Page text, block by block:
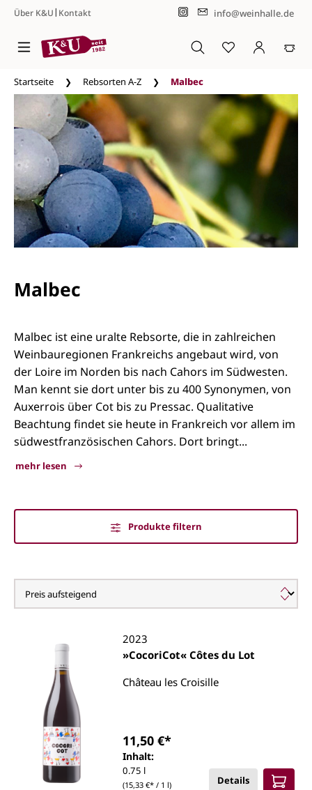
Zum Hauptinhalt springen
Über K&U| Kontakt info@weinhalle.de
Startseite Rebsorten A-Z Malbec
Malbec
Malbec ist eine uralte Rebsorte, die in zahlreichen
Weinbauregionen Frankreichs angebaut wird, von
der Loire im Norden bis nach Cahors im Südwesten.
Man kennt sie dort unter bis zu 400 Synonymen, von
Auxerrois über Cot bis zu Pressac. Qualitative
Beachtung findet sie heute in Frankreich vor allem im
südwestfranzösischen Cahors. Dort bringt...
mehr lesen
Produkte filtern
Malbec
2023
»CocoriCot« Côtes du Lot
Château les Croisille
Inhalt:
0.75 l
(15,33 €* / 1 l)
11,50 €*
Details